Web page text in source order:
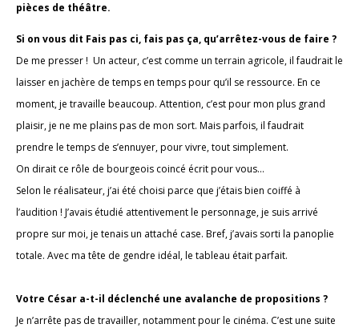
pièces de théâtre.
Si on vous dit Fais pas ci, fais pas ça, qu’arrêtez-vous de faire ?
De me presser ! Un acteur, c’est comme un terrain agricole, il faudrait le
laisser en jachère de temps en temps pour qu’il se ressource. En ce
moment, je travaille beaucoup. Attention, c’est pour mon plus grand
plaisir, je ne me plains pas de mon sort. Mais parfois, il faudrait
prendre le temps de s’ennuyer, pour vivre, tout simplement.
On dirait ce rôle de bourgeois coincé écrit pour vous…
Selon le réalisateur, j’ai été choisi parce que j’étais bien coiffé à
l’audition ! J’avais étudié attentivement le personnage, je suis arrivé
propre sur moi, je tenais un attaché case. Bref, j’avais sorti la panoplie
totale. Avec ma tête de gendre idéal, le tableau était parfait.
Votre César a-t-il déclenché une avalanche de propositions ?
Je n’arrête pas de travailler, notamment pour le cinéma. C’est une suite